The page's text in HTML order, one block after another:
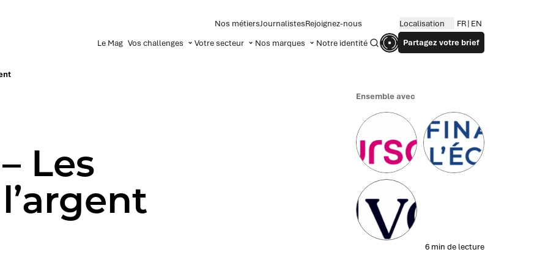
Le Mag Vos challenges Votre secteur Nos marques Notre identité RecherchePartagez votre brief
Nos métiersJournalistesRejoignez-nous Localisation FR EN
Les
Ensemble avec
6 min de lecture